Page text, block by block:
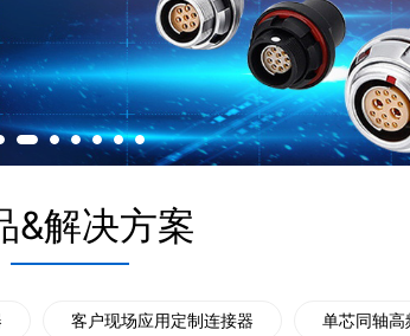
&解决方案
客户现场应用定制连接器 单芯同轴高